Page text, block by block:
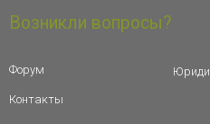
Возникли вопросы?
Форум
Контакты